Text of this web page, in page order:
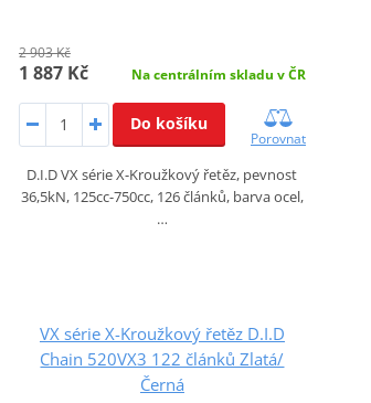
2 903 Kč
1 887 Kč Na centrálním skladu v ČR
Do košíku
Porovnat
D.I.D VX série X-Kroužkový řetěz, pevnost
36,5kN, 125cc-750cc, 126 článků, barva ocel,
…
VX série X-Kroužkový řetěz D.I.D
Chain 520VX3 122 článků Zlatá/
Černá